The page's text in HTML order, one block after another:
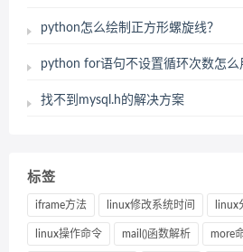
python怎么绘制正方形螺旋线？
python for语句不设置循环次数怎么
找不到mysql.h的解决方案
标签
iframe方法 linux修改系统时间 linux
linux操作命令 mail()函数解析 more